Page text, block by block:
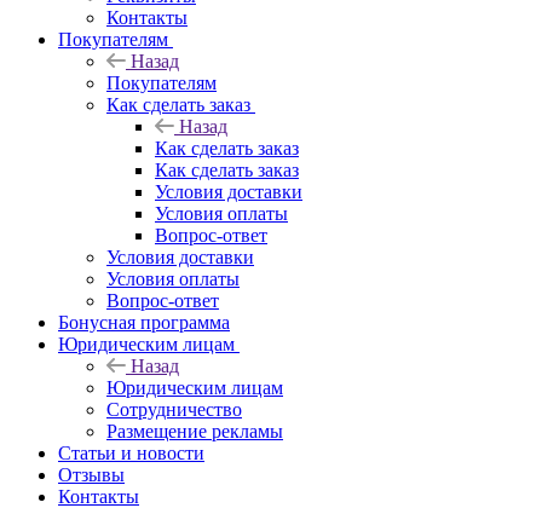
Контакты
Покупателям
Назад
Покупателям
Как сделать заказ
Назад
Как сделать заказ
Как сделать заказ
Условия доставки
Условия оплаты
Вопрос-ответ
Условия доставки
Условия оплаты
Вопрос-ответ
Бонусная программа
Юридическим лицам
Назад
Юридическим лицам
Сотрудничество
Размещение рекламы
Статьи и новости
Отзывы
Контакты